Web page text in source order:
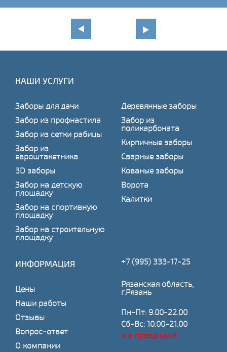
НАШИ УСЛУГИ
Заборы для дачи
Забор из профнастила
Забор из сетки рабицы
Забор из
евроштакетника
3D заборы
Забор на детскую
площадку
Забор на спортивную
площадку
Забор на строительную
площадку
Деревянные заборы
Забор из
поликарбоната
Кирпичные заборы
Сварные заборы
Кованые заборы
Ворота
Калитки
ИНФОРМАЦИЯ
Цены
Наши работы
Отзывы
Вопрос-ответ
О компании
+7 (995) 333-17-25
Рязанская область,
г.Рязань
Пн-Пт: 9.00-22.00
Сб-Вс: 10.00-21.00
и в праздники!